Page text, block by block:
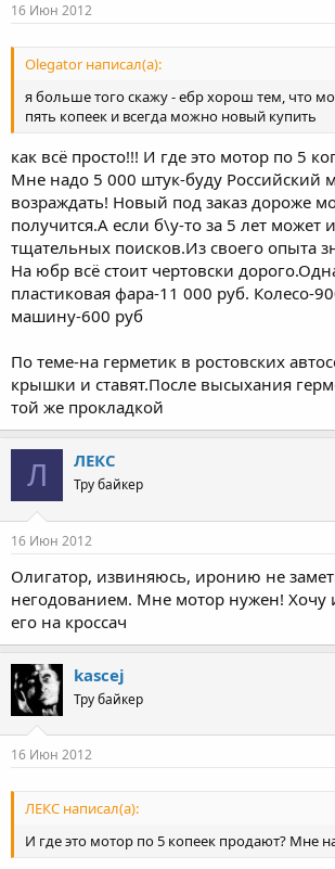
16 Июн 2012
Olegator написал(а):
я больше того скажу - ебр хорош тем, что
пять копеек и всегда можно новый купить
как всё просто!!! И где это мотор по 5
Мне надо 5 000 штук-буду Российский
возраждать! Новый под заказ дороже
получится.А если б\у-то за 5 лет может
тщательных поисков.Из своего опыта
На юбр всё стоит чертовски
пластиковая фара-11 000 руб. Колесо-
машину-600 руб
По теме-на герметик в ростовских
крышки и ставят.После высыхания
той же прокладкой
Л ЛЕКС
Тру байкер
16 Июн 2012
Олигатор, извиняюсь, иронию не
негодованием. Мне мотор нужен! Хочу
его на кроссач
kascej
Тру байкер
16 Июн 2012
ЛЕКС написал(а):
И где это мотор по 5 копеек продают? Мне